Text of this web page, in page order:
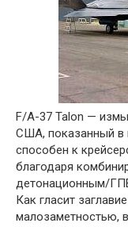
F/A-37 Talon —
США, показанный в
способен к
благодаря
детонационным/
Как гласит
малозаметностью,